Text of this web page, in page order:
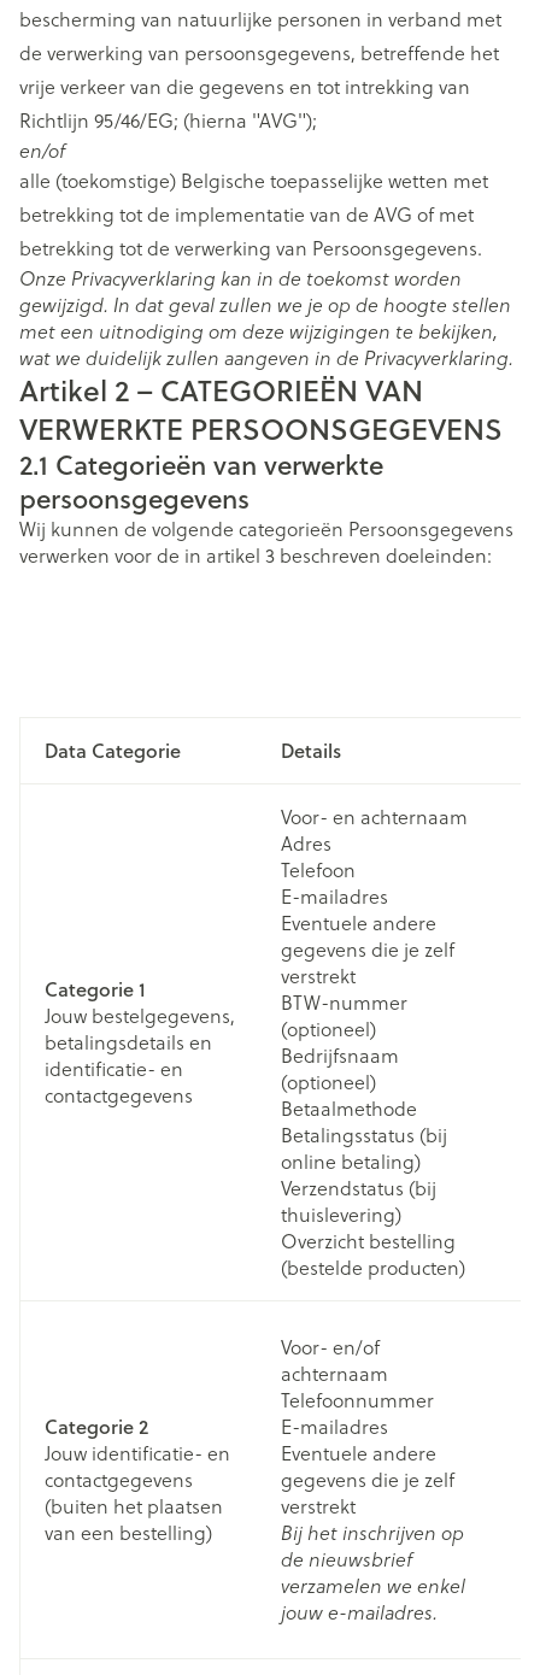
bescherming van natuurlijke personen in verband met
de verwerking van persoonsgegevens, betreffende het
vrije verkeer van die gegevens en tot intrekking van
Richtlijn 95/46/EG; (hierna "AVG");
en/of
alle (toekomstige) Belgische toepasselijke wetten met
betrekking tot de implementatie van de AVG of met
betrekking tot de verwerking van Persoonsgegevens.
Onze Privacyverklaring kan in de toekomst worden
gewijzigd. In dat geval zullen we je op de hoogte stellen
met een uitnodiging om deze wijzigingen te bekijken,
wat we duidelijk zullen aangeven in de Privacyverklaring.
Artikel 2 – CATEGORIEËN VAN
VERWERKTE PERSOONSGEGEVENS
2.1 Categorieën van verwerkte
persoonsgegevens
Wij kunnen de volgende categorieën Persoonsgegevens
verwerken voor de in artikel 3 beschreven doeleinden:
Data Categorie Details
Categorie 1
Jouw bestelgegevens,
betalingsdetails en
identificatie- en
contactgegevens
Voor- en achternaam
Adres
Telefoon
E-mailadres
Eventuele andere
gegevens die je zelf
verstrekt
BTW-nummer
(optioneel)
Bedrijfsnaam
(optioneel)
Betaalmethode
Betalingsstatus (bij
online betaling)
Verzendstatus (bij
thuislevering)
Overzicht bestelling
(bestelde producten)
Categorie 2
Jouw identificatie- en
contactgegevens
(buiten het plaatsen
van een bestelling)
Voor- en/of
achternaam
Telefoonnummer
E-mailadres
Eventuele andere
gegevens die je zelf
verstrekt
Bij het inschrijven op
de nieuwsbrief
verzamelen we enkel
jouw e-mailadres.